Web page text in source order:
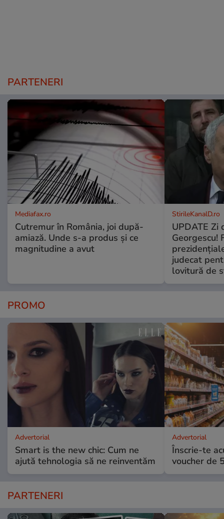
PARTENERI
Mediafax.ro
Cutremur în România, joi după-
amiază. Unde s-a produs și ce
magnitudine a avut
StirileKanalD.ro
UPDATE Zi
Georgescu!
judecat
lovitură de
PROMO
Advertorial
Smart is the new chic: Cum ne
ajută tehnologia să ne reinventăm
Advertorial
Înscrie-te
voucher de
PARTENERI